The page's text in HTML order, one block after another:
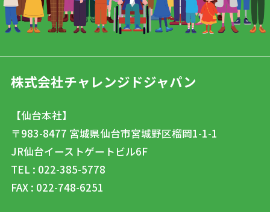
株式会社チャレンジドジャパン
【仙台本社】
〒983-8477 宮城県仙台市宮城野区榴岡1-1-1
JR仙台イーストゲートビル6F
TEL : 022-385-5778
FAX : 022-748-6251